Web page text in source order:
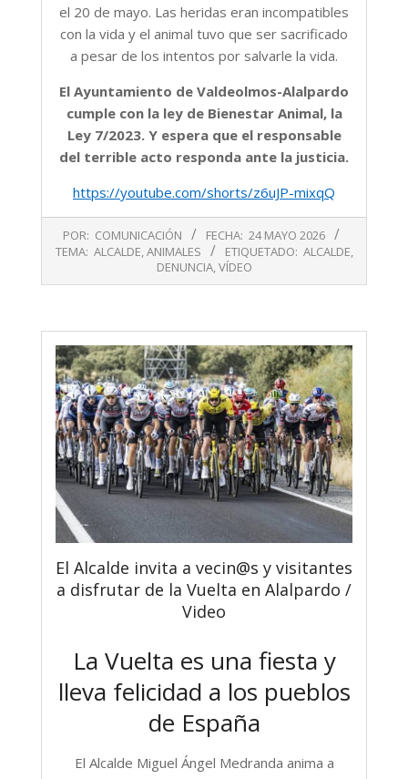
el 20 de mayo. Las heridas eran incompatibles
con la vida y el animal tuvo que ser sacrificado
a pesar de los intentos por salvarle la vida.
El Ayuntamiento de Valdeolmos-Alalpardo
cumple con la ley de Bienestar Animal, la
Ley 7/2023. Y espera que el responsable
del terrible acto responda ante la justicia.
https://youtube.com/shorts/z6uJP-mixqQ
05-
POR: COMUNICACIÓN FECHA: 24 MAYO 2026
TEMA: ALCALDE,ANIMALES ETIQUETADO: ALCALDE,
DENUNCIA,VÍDEO
El Alcalde invita a vecin@s y visitantes
a disfrutar de la Vuelta en Alalpardo /
Video
La Vuelta es una fiesta y
lleva felicidad a los pueblos
de España
El Alcalde Miguel Ángel Medranda anima a